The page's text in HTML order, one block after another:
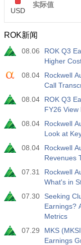
USD
实际值
12:30
USD
平均时薪年率 y/
实际值
USD
私人非农就业
实际值
USD
U6 失业率
实际值
USD
贝克休斯美国
实际值
17:00
贝克休斯美国钻
实际值
ROK新闻
08.06
ROK Q3
Higher
08.04
Rockwell
Call
08.04
ROK Q3
FY26 View
08.04
Rockwell
Look at
08.04
Rockwell
Revenues
07.31
Rockwell
What's in
07.30
Seeking
Earnings?
Metrics
07.29
MKS
Earnings